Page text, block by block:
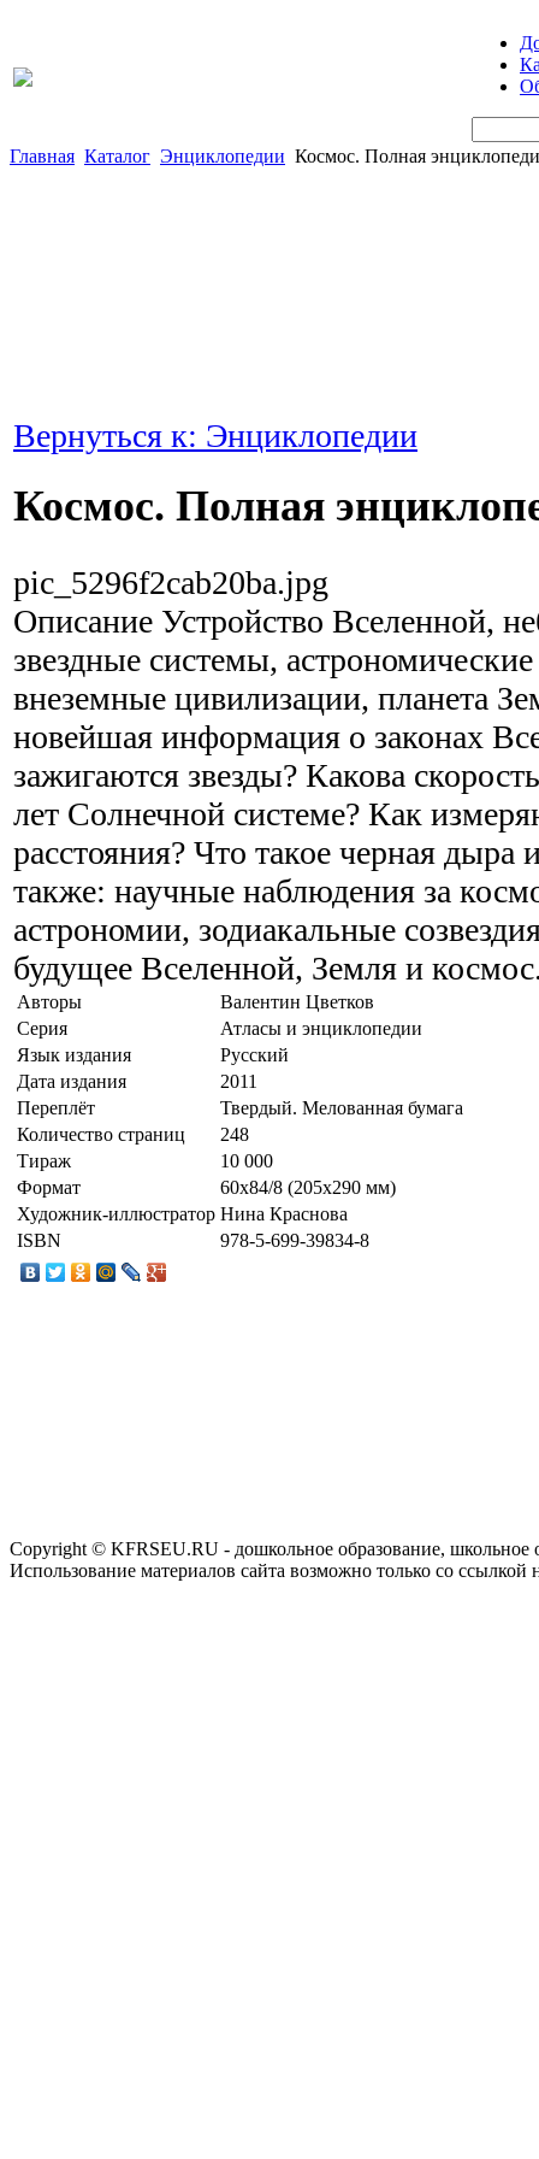
Главная Каталог Энциклопедии Космос. Полная
Вернуться к: Энциклопедии
Космос. Полная
pic_5296f2cab20ba.jpg
Описание Устройство Вселенной,
звездные системы,
внеземные цивилизации, планета
новейшая информация о законах
зажигаются звезды? Какова
лет Солнечной системе? Как
расстояния? Что такое черная
также: научные наблюдения за
астрономии, зодиакальные
будущее Вселенной, Земля и
Авторы
Валентин Цветков
Серия
Атласы и энциклопедии
Язык издания
Русский
Дата издания
2011
Переплёт
Твердый. Мелованная бумага
Количество страниц
248
Тираж
10 000
Формат
60x84/8 (205x290 мм)
Художник-иллюстратор Нина Краснова
ISBN
978-5-699-39834-8
Copyright © KFRSEU.RU - дошкольное образование, школьное
Использование материалов сайта возможно только со ссылкой